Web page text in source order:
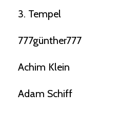
3. Tempel
777günther777
Achim Klein
Adam Schiff